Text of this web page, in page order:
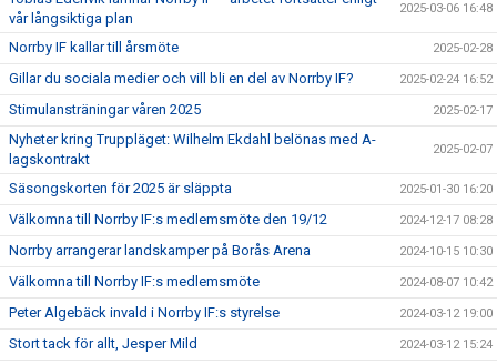
vår långsiktiga plan
2025-03-06 16:48
Norrby IF kallar till årsmöte 2025-02-28
Gillar du sociala medier och vill bli en del av Norrby IF? 2025-02-24 16:52
Stimulansträningar våren 2025 2025-02-17
Nyheter kring Truppläget: Wilhelm Ekdahl belönas med A-
lagskontrakt
2025-02-07
Säsongskorten för 2025 är släppta 2025-01-30 16:20
Välkomna till Norrby IF:s medlemsmöte den 19/12 2024-12-17 08:28
Norrby arrangerar landskamper på Borås Arena 2024-10-15 10:30
Välkomna till Norrby IF:s medlemsmöte 2024-08-07 10:42
Peter Algebäck invald i Norrby IF:s styrelse 2024-03-12 19:00
Stort tack för allt, Jesper Mild 2024-03-12 15:24